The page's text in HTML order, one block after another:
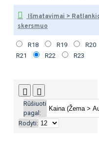
Išmatavimai >
skersmuo
R18 R19
R20
R21
R22 R23
Rūšiuoti
pagal:
Rodyti: